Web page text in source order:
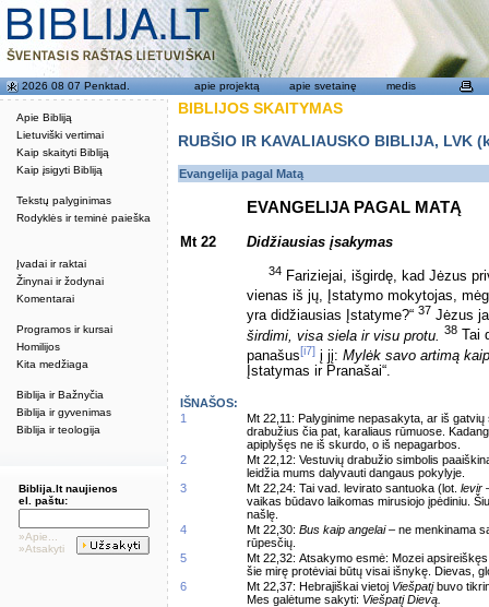
Apie Bibliją
Lietuviški vertimai
Kaip skaityti Bibliją
Kaip įsigyti Bibliją
Tekstų palyginimas
Rodyklės ir teminė paieška
Įvadai ir raktai
Žinynai ir žodynai
Komentarai
Programos ir kursai
Homilijos
Kita medžiaga
Biblija ir Bažnyčia
Biblija ir gyvenimas
Biblija ir teologija
2026 08 07 Penktad. apie projektą apie svetainę medis
Biblija.lt naujienos
el. paštu:
»Apie...
»Atsakyti
BIBLIJOS SKAITYMAS
RUBŠIO IR KAVALIAUSKO BIBLIJA,
Evangelija pagal Matą
EVANGELIJA PAGAL MATĄ
Mt 22 Didžiausias įsakymas
34 Fariziejai, išgirdę, kad Jėzus
vienas iš jų, Įstatymo mokytojas,
yra didžiausias Įstatyme?“ 37 Jėzus
širdimi, visa siela ir visu protu.
38 Tai
panašus[i7] į jį: Mylėk savo artimą
Įstatymas ir Pranašai“.
IŠNAŠOS:
1
Mt 22,11: Palyginime nepasakyta, ar iš
drabužius čia pat, karaliaus rūmuose.
apiplyšęs ne iš skurdo, o iš nepagarbos.
2
Mt 22,12: Vestuvių drabužio simbolis
leidžia mums dalyvauti dangaus pokylyje.
3
Mt 22,24: Tai vad. levirato santuoka (lot. levir
vaikas būdavo laikomas mirusiojo įpėdiniu.
našlę.
4
Mt 22,30: Bus kaip angelai– ne menkinama
rūpesčių.
5
Mt 22,32: Atsakymo esmė: Mozei
šie mirę protėviai būtų visai išnykę. Dievas,
6
Mt 22,37: Hebrajiškai vietoj Viešpatįbuvo
Mes galėtume sakyti: Viešpatį Dievą.